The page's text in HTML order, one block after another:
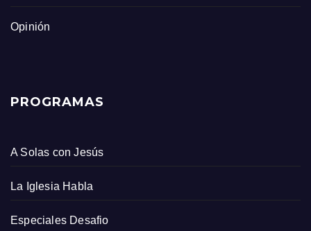
Opinión
PROGRAMAS
A Solas con Jesús
La Iglesia Habla
Especiales Desafio